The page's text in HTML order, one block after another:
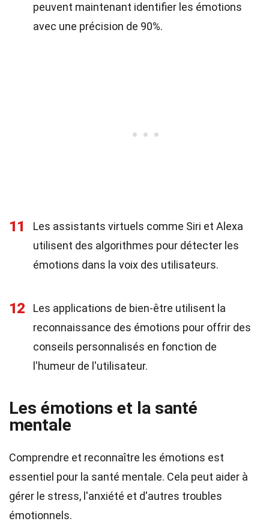
peuvent maintenant identifier les émotions
avec une précision de 90%.
11
Les assistants virtuels comme Siri et Alexa
utilisent des algorithmes pour détecter les
émotions dans la voix des utilisateurs.
12
Les applications de bien-être utilisent la
reconnaissance des émotions pour offrir des
conseils personnalisés en fonction de
l'humeur de l'utilisateur.
Les émotions et la santé
mentale
Comprendre et reconnaître les émotions est
essentiel pour la santé mentale. Cela peut aider à
gérer le stress, l'anxiété et d'autres troubles
émotionnels.